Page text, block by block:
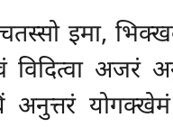
इमा,
अजरं
अनुत्तरं योगक्खेमं